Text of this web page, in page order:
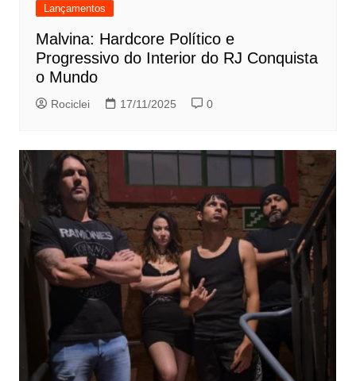
Lançamentos
Malvina: Hardcore Político e
Progressivo do Interior do RJ Conquista
o Mundo
Rociclei 17/11/2025 0